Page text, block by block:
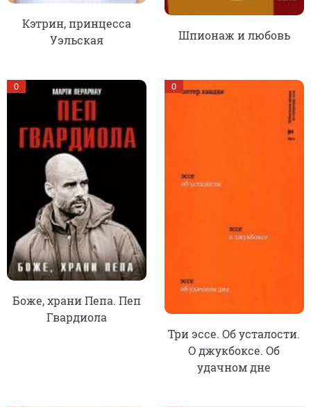
Кэтрин, принцесса
Уэльская
Шпионаж и любовь
Боже, храни Пепа. Пеп
Гвардиола
0
Три эссе. Об усталости.
О джукбоксе. Об
удачном дне
0